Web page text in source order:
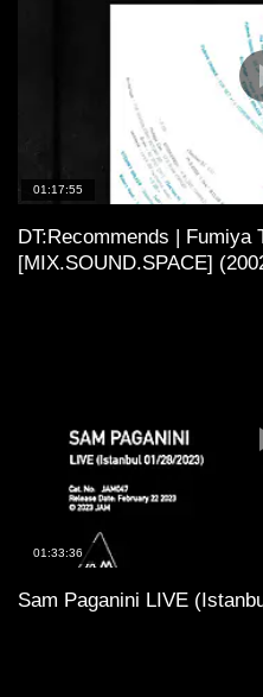
01:17:55
DT:Recommends | Fumiya
[MIX.SOUND.SPACE]
01:33:36
Sam Paganini LIVE